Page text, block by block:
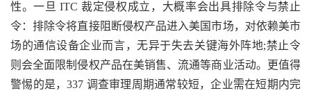
性。一旦 ITC 裁定侵权成立，大概率会出具排除令与禁止
令：排除令将直接阻断侵权产品进入美国市场，对依赖美市
场的通信设备企业而言，无异于失去关键海外阵地;禁止令
则会全面限制侵权产品在美销售、流通等商业活动。更值得
警惕的是，337 调查审理周期通常较短，企业需在短期内完